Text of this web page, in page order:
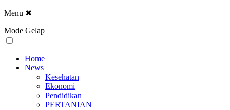
Menu ✖
Mode Gelap
Home
News
Kesehatan
Ekonomi
Pendidikan
PERTANIAN